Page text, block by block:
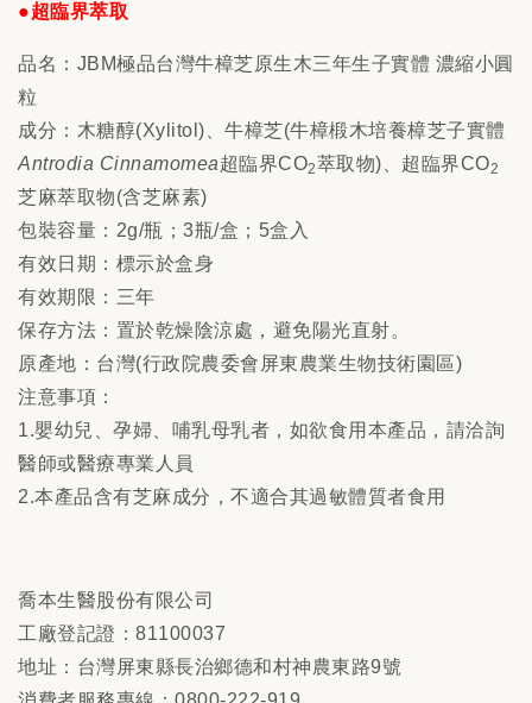
●超臨界萃取
品名：JBM極品台灣牛樟芝原生木三年生子實體 濃縮小圓
粒
成分：木糖醇(Xylitol)、牛樟芝(牛樟椴木培養樟芝子實體
Antrodia Cinnamomea超臨界CO2萃取物)、超臨界CO2
芝麻萃取物(含芝麻素)
包裝容量：2g/瓶；3瓶/盒；5盒入
有效日期：標示於盒身
有效期限：三年
保存方法：置於乾燥陰涼處，避免陽光直射。
原產地：台灣(行政院農委會屏東農業生物技術園區)
注意事項：
1.嬰幼兒、孕婦、哺乳母乳者，如欲食用本產品，請洽詢
醫師或醫療專業人員
2.本產品含有芝麻成分，不適合其過敏體質者食用
喬本生醫股份有限公司
工廠登記證：81100037
地址：台灣屏東縣長治鄉德和村神農東路9號